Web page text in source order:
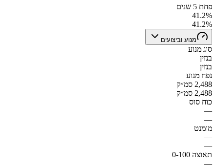
פחת 5 שנים
41.2%
41.2%
מנוע וביצועים
סוג מנוע
בנזין
בנזין
נפח מנוע
2,488 סמ״ק
2,488 סמ״ק
כוח סוס
—
—
מומנט
—
—
תאוצה 0-100
—